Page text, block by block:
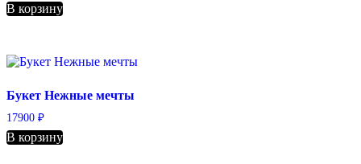
В корзину
Букет Нежные мечты
17900 ₽
В корзину